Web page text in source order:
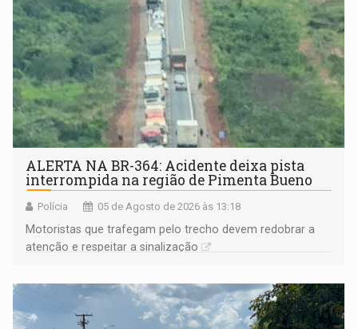
ALERTA NA BR-364: Acidente deixa pista
interrompida na região de Pimenta Bueno
Polícia 05 de Agosto de 2026 às 13:18
​Motoristas que trafegam pelo trecho devem redobrar a
atenção e respeitar a sinalização